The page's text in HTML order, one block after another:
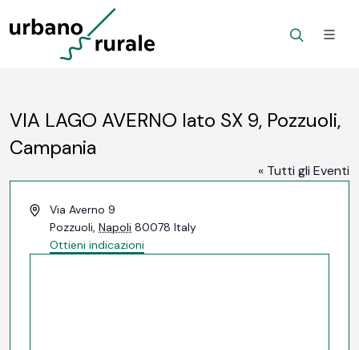
VIA LAGO AVERNO lato SX 9, Pozzuoli,
Campania
« Tutti gli Eventi
IndirizzoVia Averno 9
Pozzuoli, Napoli 80078 Italy
Ottieni indicazioni